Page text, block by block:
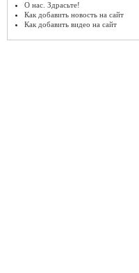
О нас. Здрасьте!
Как добавить новость на сайт
Как добавить видео на сайт